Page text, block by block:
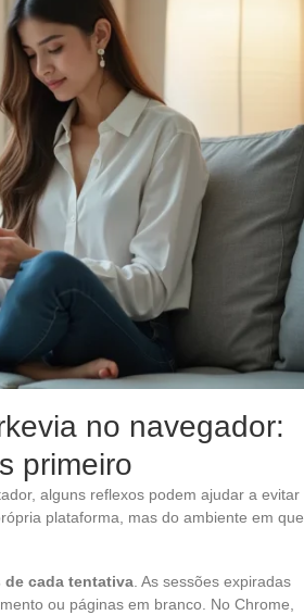
no navegador:
primeiro
alguns reflexos podem ajudar a evitar
plataforma, mas do ambiente em que
de cada tentativa . As sessões expiradas
ou páginas em branco. No Chrome,